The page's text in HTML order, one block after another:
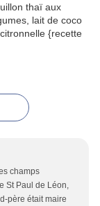
champs
St Paul de Léon,
père était maire